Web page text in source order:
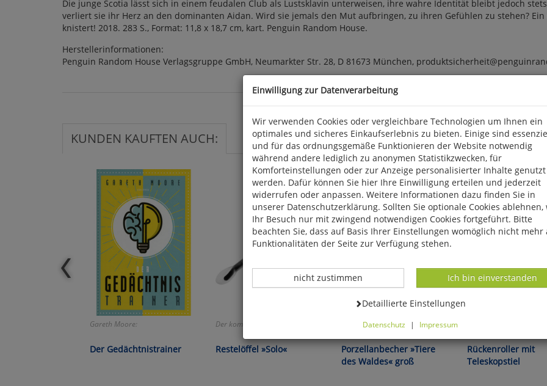
Die junge Scotia lässt sich in einem feudalen Club als Lustsklavin unterweisen, ihre wahre Identität bleibt jedoch
verliert sie ihr Herz an den dominanten Aidan. Wird sie jemals den Mut aufbringen, zu ihren Gefühlen zu stehen?
knistert! 2018. 283 S., Format: 11,8 x 18,7 cm, kart. Penguin Random House.
Herstellerinformationen:
Penguin Random House Verlagsgruppe GmbH, Neumarkter Str. 28, D 81673 München,
KUNDEN KAUFTEN AUCH:
Gareth Moore:
Der Gedächtnistrainer
Der kommt überall hin!
Restelöffel »Solo«
Rustikale Eleganz!
Porzellanbecher »Tiere
des Waldes« groß
Rückenroller mit
Teleskopstiel
Einwilligung zur Datenverarbeitung
Wir verwenden Cookies oder vergleichbare Technologien um Ihnen ein
optimales und sicheres Einkaufserlebnis zu bieten. Einige sind
und für das ordnungsgemäße Funktionieren der Website notwendig
während andere lediglich zu anonymen Statistikzwecken, für
Komforteinstellungen oder zur Anzeige personalisierter Inhalte genutzt
werden. Dafür können Sie hier Ihre Einwilligung erteilen und jederzeit
widerrufen oder anpassen. Weitere Informationen dazu finden Sie in
unserer Datenschutzerklärung. Sollten Sie optionale Cookies ablehnen,
Ihr Besuch nur mit zwingend notwendigen Cookies fortgeführt. Bitte
beachten Sie, dass auf Basis Ihrer Einstellungen womöglich nicht mehr
Funktionalitäten der Seite zur Verfügung stehen.
Datenverarbeitung -
Ich bin einverstanden
Datenverarbeitung -
nicht zustimmen
Datenverarbeitung -
Detaillierte Einstellungen
Datenschutz | Impressum
Cookies ablehnen, wird Ihr Besuch nur mit zwingend notwendigen
fortgeführt. Bitte beachten Sie, dass auf Basis Ihrer Einstellungen